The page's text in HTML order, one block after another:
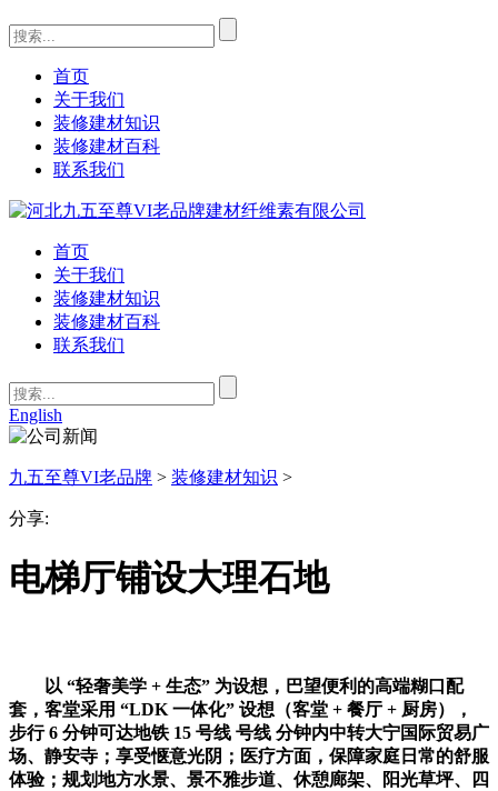
首页
关于我们
装修建材知识
装修建材百科
联系我们
首页
关于我们
装修建材知识
装修建材百科
联系我们
English
九五至尊VI老品牌 > 装修建材知识 >
分享:
电梯厅铺设大理石地
以 “轻奢美学 + 生态” 为设想，巴望便利的高端糊口配
套，客堂采用 “LDK 一体化” 设想（客堂 + 餐厅 + 厨房），
步行 6 分钟可达地铁 15 号线 号线 分钟内中转大宁国际贸易广
场、静安寺；享受惬意光阴；医疗方面，保障家庭日常的舒服
体验；规划地方水景、景不雅步道、休憩廊架、阳光草坪、四